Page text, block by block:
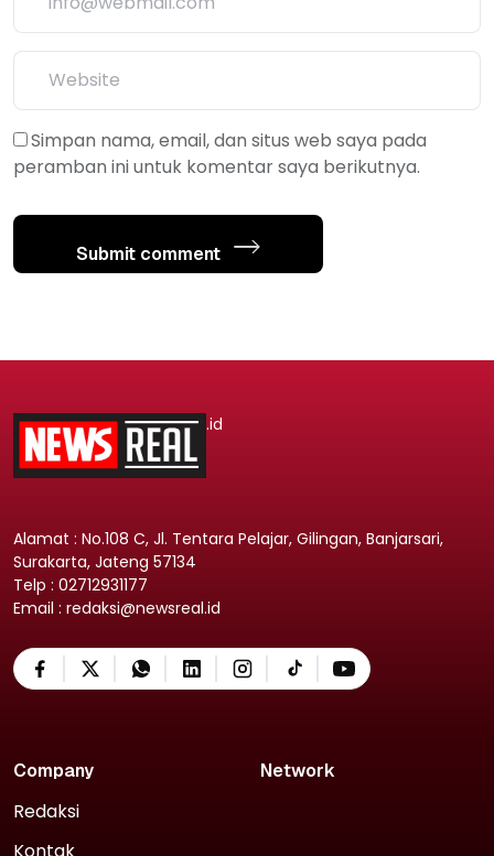
Simpan nama, email, dan situs web saya pada
peramban ini untuk komentar saya berikutnya.
Submit comment
.id
Alamat : No.108 C, Jl. Tentara Pelajar, Gilingan, Banjarsari,
Surakarta, Jateng 57134
Telp : 02712931177
Email : redaksi@newsreal.id
Company
Redaksi
Network